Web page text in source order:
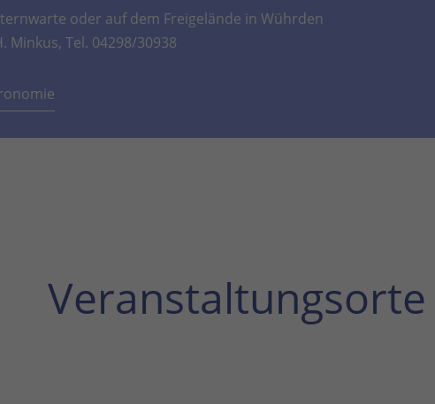
oder auf dem Freigelände in Wührden
Tel. 04298/30938
Veranstaltungsorte